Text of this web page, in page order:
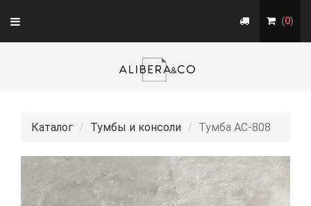
Toggle
navigation
(0)
Каталог Тумбы и консоли Тумба АС-808